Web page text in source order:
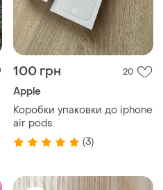
100 грн 20
Apple
Коробки упаковки до iphone
air pods
(3)